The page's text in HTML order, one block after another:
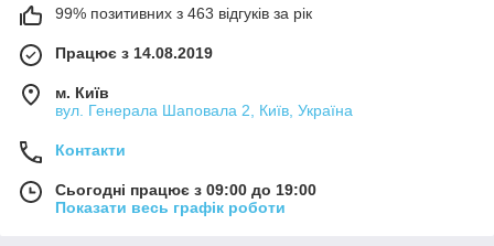
99% позитивних з 463 відгуків за рік
Працює з 14.08.2019
м. Київ
вул. Генерала Шаповала 2, Київ, Україна
Контакти
Сьогодні працює з 09:00 до 19:00
Показати весь графік роботи